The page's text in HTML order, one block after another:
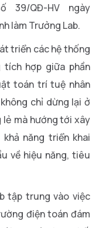
39/QĐ-HV ngày
làm Trưởng Lab.
triển các hệ thống
hợp giữa phần
toán trí tuệ nhân
chỉ dừng lại ở
lẻ mà hướng tới xây
năng triển khai
về hiệu năng, tiêu
tập trung vào việc
điện toán đám